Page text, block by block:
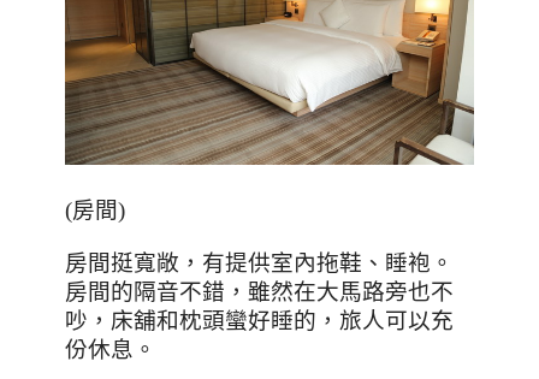
(房間)
房間挺寬敞，有提供室內拖鞋、睡袍。
房間的隔音不錯，雖然在大馬路旁也不
吵，床舖和枕頭蠻好睡的，旅人可以充
份休息。